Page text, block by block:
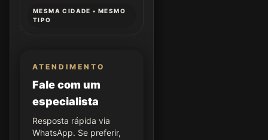
MESMA CIDADE • MESMO
TIPO
ATENDIMENTO
Fale com um
especialista
Resposta rápida via
WhatsApp. Se preferir,